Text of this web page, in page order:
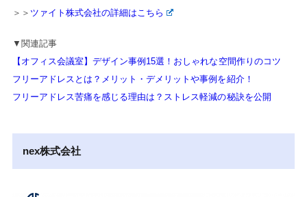
＞＞ ツァイト株式会社の詳細はこちら
▼関連記事
【オフィス会議室】デザイン事例15選！おしゃれな空間作りのコツ
フリーアドレスとは？メリット・デメリットや事例を紹介！
フリーアドレス苦痛を感じる理由は？ストレス軽減の秘訣を公開
nex株式会社